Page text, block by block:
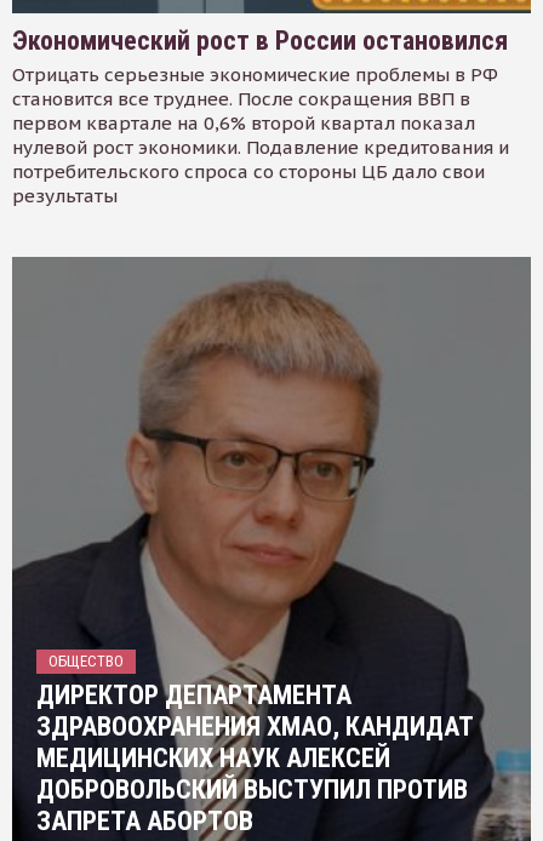
Экономический рост в России остановился
Отрицать серьезные экономические проблемы в РФ
становится все труднее. После сокращения ВВП в
первом квартале на 0,6% второй квартал показал
нулевой рост экономики. Подавление кредитования и
потребительского спроса со стороны ЦБ дало свои
результаты
ОБЩЕСТВО
ДИРЕКТОР ДЕПАРТАМЕНТА
ЗДРАВООХРАНЕНИЯ ХМАО, КАНДИДАТ
МЕДИЦИНСКИХ НАУК АЛЕКСЕЙ
ДОБРОВОЛЬСКИЙ ВЫСТУПИЛ ПРОТИВ
ЗАПРЕТА АБОРТОВ